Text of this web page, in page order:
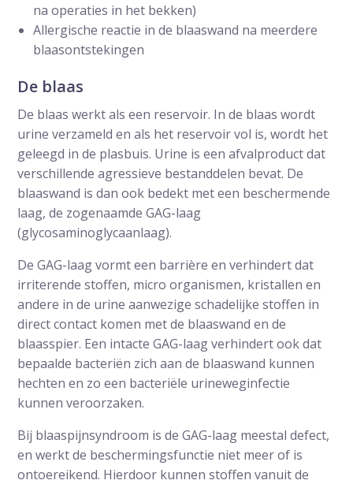
na operaties in het bekken)
Allergische reactie in de blaaswand na meerdere
blaasontstekingen
De blaas
De blaas werkt als een reservoir. In de blaas wordt
urine verzameld en als het reservoir vol is, wordt het
geleegd in de plasbuis. Urine is een afvalproduct dat
verschillende agressieve bestanddelen bevat. De
blaaswand is dan ook bedekt met een beschermende
laag, de zogenaamde GAG-laag
(glycosaminoglycaanlaag).
De GAG-laag vormt een barrière en verhindert dat
irriterende stoffen, micro organismen, kristallen en
andere in de urine aanwezige schadelijke stoffen in
direct contact komen met de blaaswand en de
blaasspier. Een intacte GAG-laag verhindert ook dat
bepaalde bacteriën zich aan de blaaswand kunnen
hechten en zo een bacteriële urineweginfectie
kunnen veroorzaken.
Bij blaaspijnsyndroom is de GAG-laag meestal defect,
en werkt de beschermingsfunctie niet meer of is
ontoereikend. Hierdoor kunnen stoffen vanuit de